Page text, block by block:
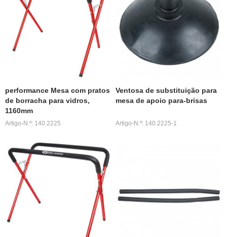
performance Mesa com pratos
de borracha para vidros,
1160mm
Artigo-N.º: 140.2225
Ventosa de substituição para
mesa de apoio para-brisas
Artigo-N.º: 140.2225-1